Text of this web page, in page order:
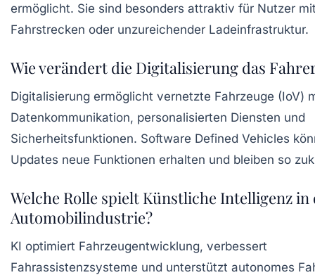
ermöglicht. Sie sind besonders attraktiv für Nutzer
Fahrstrecken oder unzureichender Ladeinfrastruktur.
Wie verändert die Digitalisierung das
Digitalisierung ermöglicht vernetzte Fahrzeuge (IoV)
Datenkommunikation, personalisierten Diensten und
Sicherheitsfunktionen. Software Defined Vehicles
Updates neue Funktionen erhalten und bleiben so
Welche Rolle spielt Künstliche Intelligenz in
Automobilindustrie?
KI optimiert Fahrzeugentwicklung, verbessert
Fahrassistenzsysteme und unterstützt autonomes